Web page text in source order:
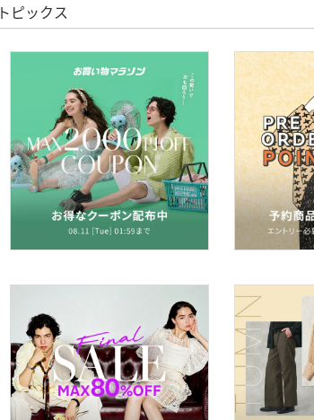
ヘアアクセサリー
マタニティウェア・ベビ
着物・浴衣・和装小物
スキンケア
クリア 絞り込み
トピックス